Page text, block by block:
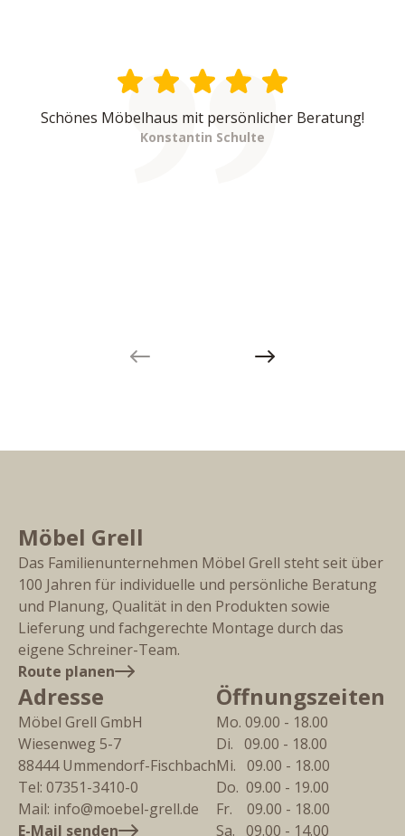
Schönes Möbelhaus mit persönlicher Beratung!
Konstantin Schulte
Next slide
Möbel Grell
Das Familienunternehmen Möbel Grell steht seit über
100 Jahren für individuelle und persönliche Beratung
und Planung, Qualität in den Produkten sowie
Lieferung und fachgerechte Montage durch das
eigene Schreiner-Team.
Route planen
Adresse
Möbel Grell GmbH
Wiesenweg 5-7
88444 Ummendorf-Fischbach
Tel: 07351-3410-0
Mail: info@moebel-grell.de
E-Mail senden
Öffnungszeiten
Mo. 09.00 - 18.00
Di.   09.00 - 18.00
Mi.   09.00 - 18.00
Do.  09.00 - 19.00
Fr.    09.00 - 18.00
Sa.   09.00 - 14.00